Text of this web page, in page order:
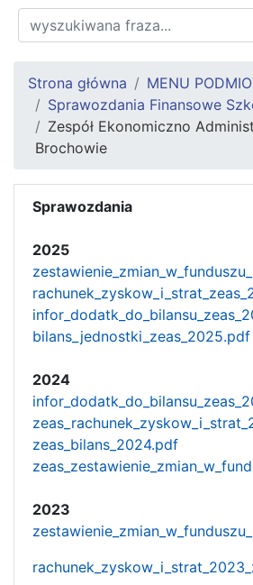
Strona główna MENU
Sprawozdania Finansowe
Zespół Ekonomiczno
Brochowie
Sprawozdania
2025
bilans_jednostki_zeas_2025.pdf
2024
zeas_bilans_2024.pdf
2023